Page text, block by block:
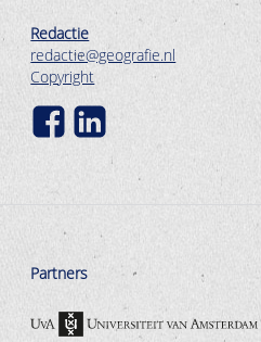
Redactie
redactie@geografie.nl
Copyright
Partners